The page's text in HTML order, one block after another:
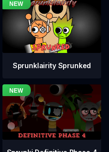
Sprunklairity Sprunked